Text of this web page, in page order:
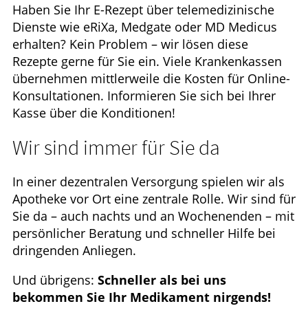
Haben Sie Ihr E-Rezept über telemedizinische
Dienste wie eRiXa, Medgate oder MD Medicus
erhalten? Kein Problem – wir lösen diese
Rezepte gerne für Sie ein. Viele Krankenkassen
übernehmen mittlerweile die Kosten für Online-
Konsultationen. Informieren Sie sich bei Ihrer
Kasse über die Konditionen!
Wir sind immer für Sie da
In einer dezentralen Versorgung spielen wir als
Apotheke vor Ort eine zentrale Rolle. Wir sind für
Sie da – auch nachts und an Wochenenden – mit
persönlicher Beratung und schneller Hilfe bei
dringenden Anliegen.
Und übrigens: Schneller als bei uns
bekommen Sie Ihr Medikament nirgends!